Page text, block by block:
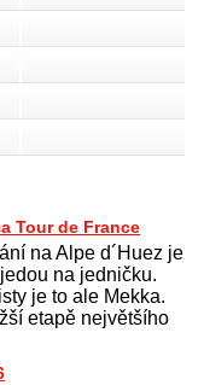
Tour de France
na Alpe d´Huez je
na jedničku.
je to ale Mekka.
etapě největšího